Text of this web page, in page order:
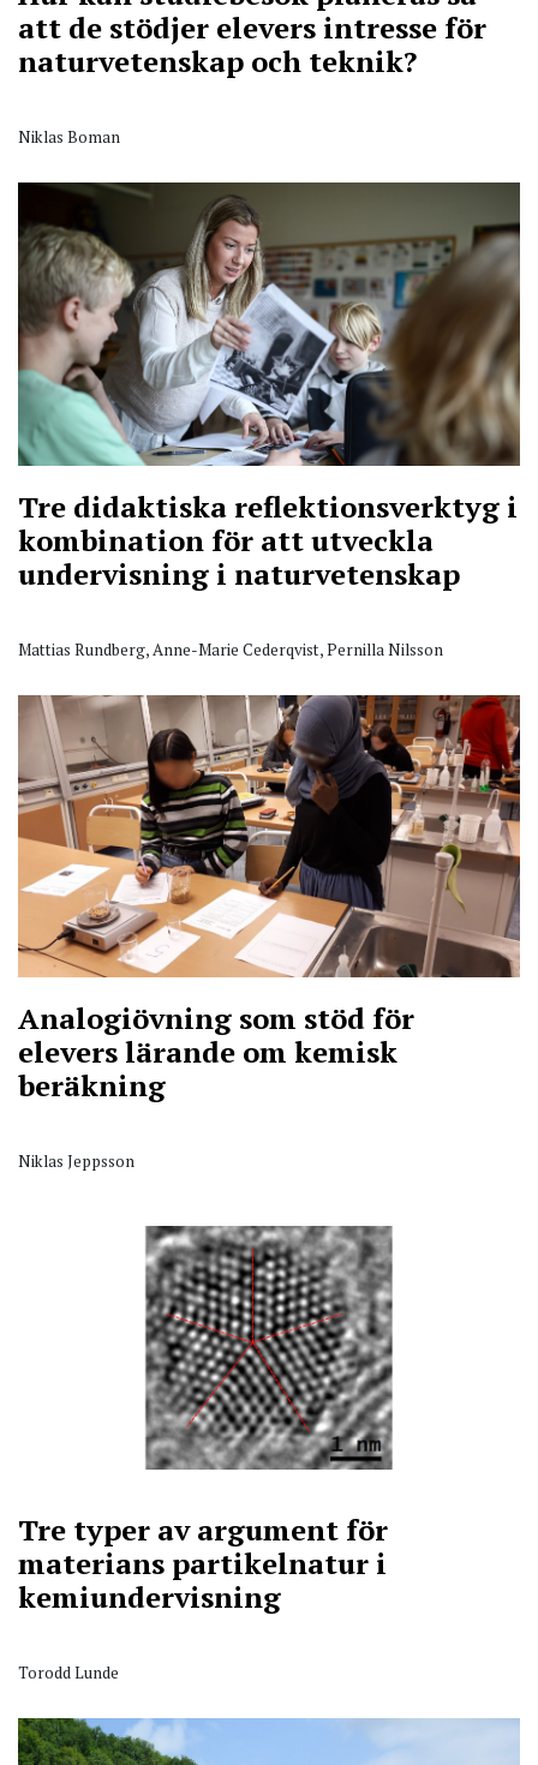
att de stödjer elevers intresse för
naturvetenskap och teknik?
Niklas Boman
Tre didaktiska reflektionsverktyg i
kombination för att utveckla
undervisning i naturvetenskap
Mattias Rundberg, Anne-Marie Cederqvist, Pernilla Nilsson
Analogiövning som stöd för
elevers lärande om kemisk
beräkning
Niklas Jeppsson
Tre typer av argument för
materians partikelnatur i
kemiundervisning
Torodd Lunde